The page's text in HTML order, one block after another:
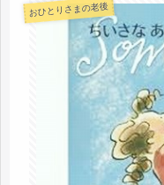
おひとりさまの老後